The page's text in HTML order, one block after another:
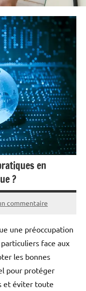
en
?
commentaire
une préoccupation
face aux
les bonnes
pour protéger
et éviter toute